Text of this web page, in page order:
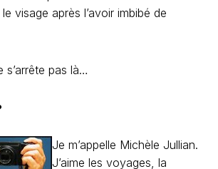
les livres, les deux étant l’idéal.
est une aventure de chaque
sont en France et en Thaïlande où
off ». J’ai écrit unroman « théâtre